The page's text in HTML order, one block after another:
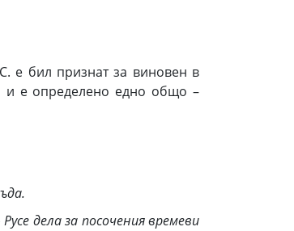
е бил признат за виновен в
и е определено едно общо –
дела за посочения времеви